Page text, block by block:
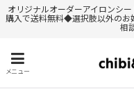
オリジナルオーダーアイロンシ
購入で送料無料◆選択肢以外のお
相
メニュー